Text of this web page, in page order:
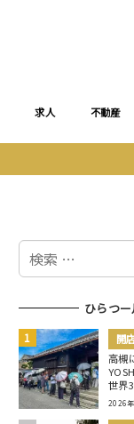
求人 不動産
検
ひらつ
開
高槻
世界
2026